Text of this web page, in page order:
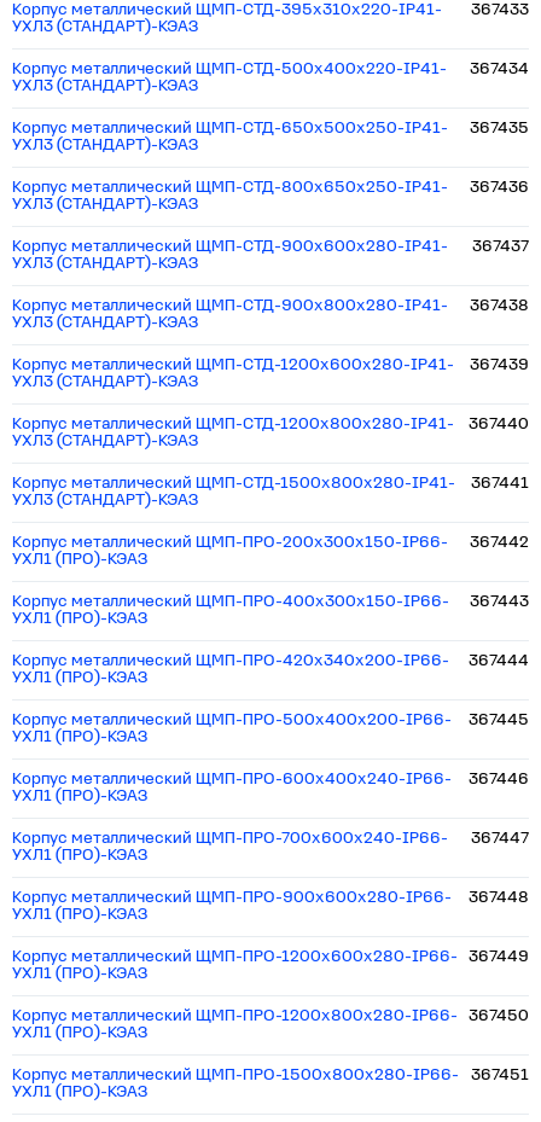
Корпус металлический ЩМП-СТД-395х310х220-IP41-
УХЛ3 (СТАНДАРТ)-КЭАЗ
367433
Корпус металлический ЩМП-СТД-500х400х220-IP41-
УХЛ3 (СТАНДАРТ)-КЭАЗ
367434
Корпус металлический ЩМП-СТД-650х500х250-IP41-
УХЛ3 (СТАНДАРТ)-КЭАЗ
367435
Корпус металлический ЩМП-СТД-800х650х250-IP41-
УХЛ3 (СТАНДАРТ)-КЭАЗ
367436
Корпус металлический ЩМП-СТД-900х600х280-IP41-
УХЛ3 (СТАНДАРТ)-КЭАЗ
367437
Корпус металлический ЩМП-СТД-900х800х280-IP41-
УХЛ3 (СТАНДАРТ)-КЭАЗ
367438
Корпус металлический ЩМП-СТД-1200х600х280-IP41-
УХЛ3 (СТАНДАРТ)-КЭАЗ
367439
Корпус металлический ЩМП-СТД-1200х800х280-IP41-
УХЛ3 (СТАНДАРТ)-КЭАЗ
367440
Корпус металлический ЩМП-СТД-1500х800х280-IP41-
УХЛ3 (СТАНДАРТ)-КЭАЗ
367441
Корпус металлический ЩМП-ПРО-200х300х150-IP66-
УХЛ1 (ПРО)-КЭАЗ
367442
Корпус металлический ЩМП-ПРО-400х300х150-IP66-
УХЛ1 (ПРО)-КЭАЗ
367443
Корпус металлический ЩМП-ПРО-420х340х200-IP66-
УХЛ1 (ПРО)-КЭАЗ
367444
Корпус металлический ЩМП-ПРО-500х400х200-IP66-
УХЛ1 (ПРО)-КЭАЗ
367445
Корпус металлический ЩМП-ПРО-600х400х240-IP66-
УХЛ1 (ПРО)-КЭАЗ
367446
Корпус металлический ЩМП-ПРО-700х600х240-IP66-
УХЛ1 (ПРО)-КЭАЗ
367447
Корпус металлический ЩМП-ПРО-900х600х280-IP66-
УХЛ1 (ПРО)-КЭАЗ
367448
Корпус металлический ЩМП-ПРО-1200х600х280-IP66-
УХЛ1 (ПРО)-КЭАЗ
367449
Корпус металлический ЩМП-ПРО-1200х800х280-IP66-
УХЛ1 (ПРО)-КЭАЗ
367450
Корпус металлический ЩМП-ПРО-1500х800х280-IP66-
УХЛ1 (ПРО)-КЭАЗ
367451